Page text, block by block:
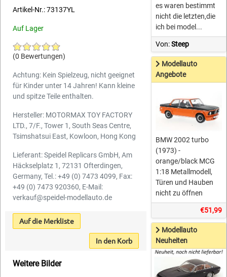
Artikel-Nr.: 73137YL
Auf Lager
(0 Bewertungen)
Achtung: Kein Spielzeug, nicht geeignet
für Kinder unter 14 Jahren! Kann kleine
und spitze Teile enthalten.
Hersteller: MOTORMAX TOY FACTORY
LTD., 7/F., Tower 1, South Seas Centre,
Tsimshatsui East, Kowloon, Hong Kong
Lieferant: Speidel Replicars GmbH, Am
Häckselplatz 1, 72131 Ofterdingen,
Germany, Tel.: +49 (0) 7473 4099, Fax:
+49 (0) 7473 920360, E-Mail:
verkauf@speidel-modellauto.de
Auf die Merkliste
In den Korb
Weitere Bilder
es waren bestimmt
nicht die letzten,die
ich bei model...
Von:Steep
Modellauto
Angebote
BMW 2002 turbo
(1973) -
orange/black MCG
1:18 Metallmodell,
Türen und Hauben
nicht zu öffnen
€51,99
Modellauto
Neuheiten